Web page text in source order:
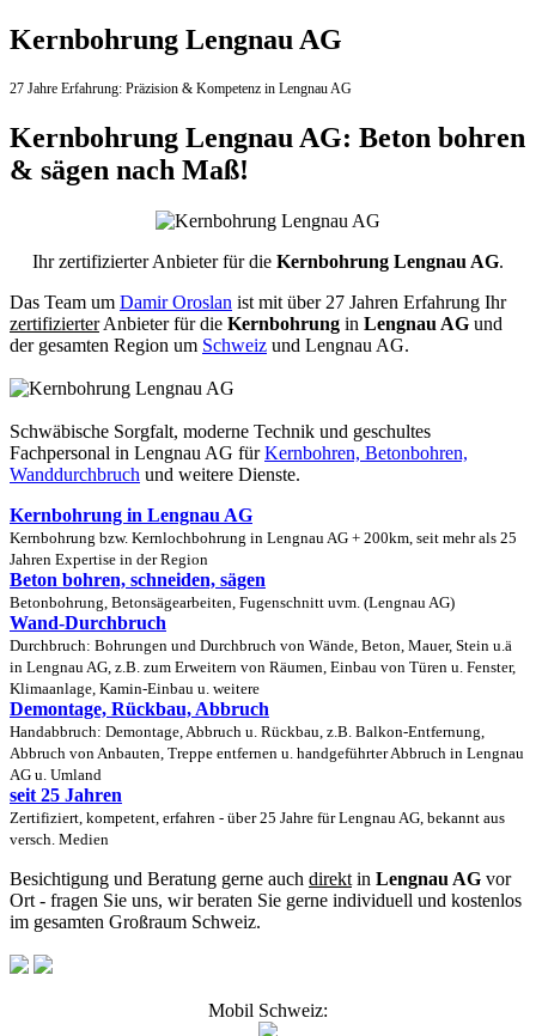
Kernbohrung Lengnau AG
27 Jahre Erfahrung: Präzision & Kompetenz in Lengnau AG
Kernbohrung Lengnau AG: Beton bohren
& sägen nach Maß!
Ihr zertifizierter Anbieter für die Kernbohrung Lengnau AG.
Das Team um Damir Oroslan ist mit über 27 Jahren Erfahrung Ihr
zertifizierterAnbieter für die Kernbohrung in Lengnau AG und
der gesamten Region um Schweiz und Lengnau AG.
Schwäbische Sorgfalt, moderne Technik und geschultes
Fachpersonal in Lengnau AG fürKernbohren, Betonbohren,
Wanddurchbruch und weitere Dienste.
Kernbohrung in Lengnau AG
Kernbohrung bzw. Kernlochbohrung in Lengnau AG + 200km, seit mehr als 25
Jahren Expertise in der Region
Beton bohren, schneiden, sägen
Betonbohrung, Betonsägearbeiten, Fugenschnitt uvm. (Lengnau AG)
Wand-Durchbruch
Durchbruch: Bohrungen und Durchbruch von Wände, Beton, Mauer, Stein u.ä
in Lengnau AG, z.B. zum Erweitern von Räumen, Einbau von Türen u. Fenster,
Klimaanlage, Kamin-Einbau u. weitere
Demontage, Rückbau, Abbruch
Handabbruch: Demontage, Abbruch u. Rückbau, z.B. Balkon-Entfernung,
Abbruch von Anbauten, Treppe entfernen u. handgeführter Abbruch in Lengnau
AG u. Umland
seit 25 Jahren
Zertifiziert, kompetent, erfahren - über 25 Jahre für Lengnau AG, bekannt aus
versch. Medien
Besichtigung und Beratung gerne auch direkt in Lengnau AG vor
Ort - fragen Sie uns, wir beraten Sie gerne individuell und kostenlos
im gesamten Großraum Schweiz.
Mobil Schweiz: